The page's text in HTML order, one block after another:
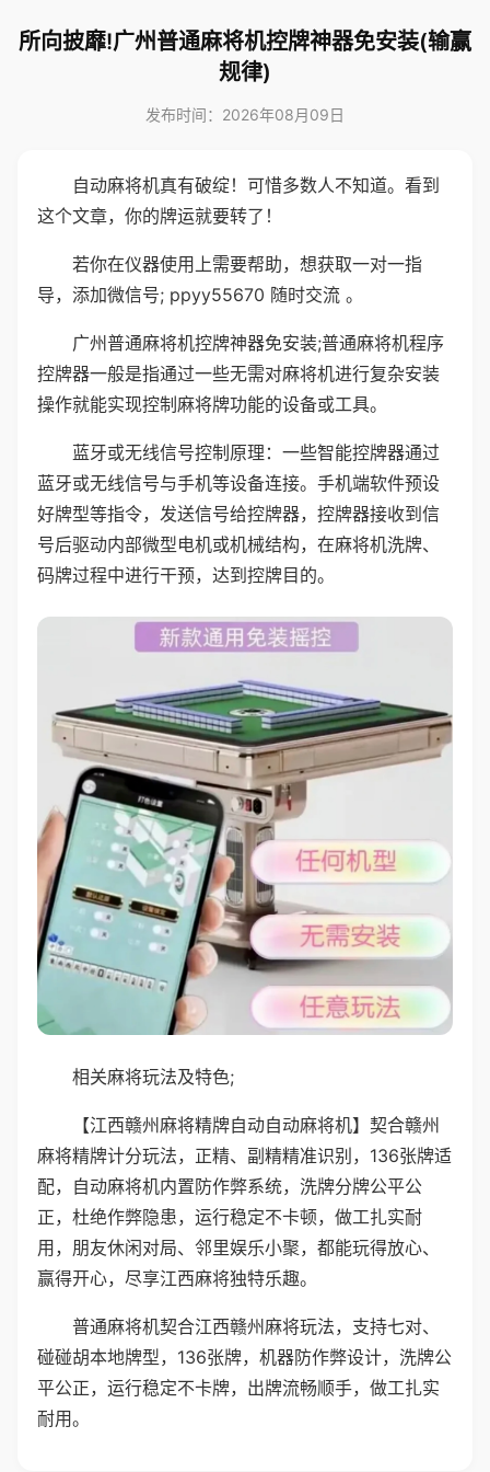
所向披靡!广州普通麻将机控牌神器免安装(输赢
规律)
发布时间：2026年08月09日
自动麻将机真有破绽！可惜多数人不知道。看到
这个文章，你的牌运就要转了！
若你在仪器使用上需要帮助，想获取一对一指
导，添加微信号; ppyy55670 随时交流 。
广州普通麻将机控牌神器免安装;普通麻将机程序
控牌器一般是指通过一些无需对麻将机进行复杂安装
操作就能实现控制麻将牌功能的设备或工具。
蓝牙或无线信号控制原理：一些智能控牌器通过
蓝牙或无线信号与手机等设备连接。手机端软件预设
好牌型等指令，发送信号给控牌器，控牌器接收到信
号后驱动内部微型电机或机械结构，在麻将机洗牌、
码牌过程中进行干预，达到控牌目的。
相关麻将玩法及特色;
【江西赣州麻将精牌自动自动麻将机】契合赣州
麻将精牌计分玩法，正精、副精精准识别，136张牌适
配，自动麻将机内置防作弊系统，洗牌分牌公平公
正，杜绝作弊隐患，运行稳定不卡顿，做工扎实耐
用，朋友休闲对局、邻里娱乐小聚，都能玩得放心、
赢得开心，尽享江西麻将独特乐趣。
普通麻将机契合江西赣州麻将玩法，支持七对、
碰碰胡本地牌型，136张牌，机器防作弊设计，洗牌公
平公正，运行稳定不卡牌，出牌流畅顺手，做工扎实
耐用。